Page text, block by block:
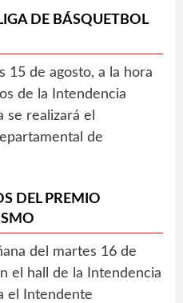
DE BÁSQUETBOL
15 de agosto, a la hora
de la Intendencia
se realizará el
de
DEL PREMIO
del martes 16 de
el hall de la Intendencia
el Intendente